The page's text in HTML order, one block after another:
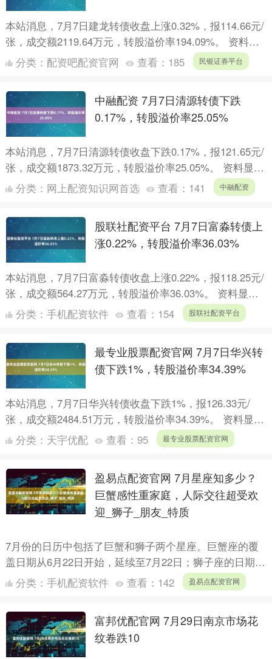
本站消息，7月7日建龙转债收盘上涨0.32%，报114.66元/
张，成交额2119.64万元，转股溢价率194.09%。 资料显
示，建龙转债信用级别为“AA-”....
分类： 配资吧配资官网 查看： 185 民银证券平台
中融配资 7月7日清源转债下跌
0.17%，转股溢价率25.05%
本站消息，7月7日清源转债收盘下跌0.17%，报121.65元/
张，成交额1873.32万元，转股溢价率25.05%。 资料显
示，清源转债信用级别为“A+”，债....
分类： 网上配资知识网首选 查看： 141 中融配资
股联社配资平台 7月7日富淼转债上
涨0.22%，转股溢价率36.03%
本站消息，7月7日富淼转债收盘上涨0.22%，报118.25元/
张，成交额564.27万元，转股溢价率36.03%。 资料显
示，富淼转债信用级别为“A”，债券期....
分类： 手机配资软件 查看： 154 股联社配资平台
最专业股票配资官网 7月7日华兴转
债下跌1%，转股溢价率34.39%
本站消息，7月7日华兴转债收盘下跌1%，报126.33元/
张，成交额2484.51万元，转股溢价率34.39%。 资料显
示，华兴转债信用级别为“AA”，债券期限....
分类： 天宇优配 查看： 95 最专业股票配资官网
盈易点配资官网 7月星座知多少？
巨蟹感性重家庭，人际交往超受欢
迎_狮子_朋友_特质
7月份的日历中包括了巨蟹和狮子两个星座。巨蟹座的覆
盖日期从6月22日开始，延续至7月22日；狮子座的日期则
从7月23日起，直至8月22日结束。星座学在一定程度
分类： 手机配资软件 查看： 142 盈易点配资官网
富邦优配官网 7月29日南京市场花
纹卷跌10